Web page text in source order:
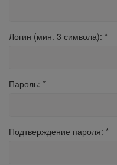
Логин (мин. 3 символа): *
Пароль: *
Подтверждение пароля: *